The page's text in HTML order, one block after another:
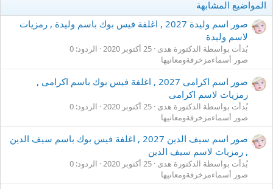
المواضيع المشابهة
صور اسم وليدة 2027 , اغلفة فيس بوك باسم وليدة , رمزيات
لاسم وليدة
بُدأت بواسطة الدكتورة هدى 25 أكتوبر 2020
الردود: 0
صور أسماءمزخرفةومعانيها
صور اسم اكرامى 2027 , اغلفة فيس بوك باسم اكرامى ,
رمزيات لاسم اكرامى
بُدأت بواسطة الدكتورة هدى 25 أكتوبر 2020
الردود: 0
صور أسماءمزخرفةومعانيها
صور اسم سيف الدين 2027 , اغلفة فيس بوك باسم سيف الدين
, رمزيات لاسم سيف الدين
بُدأت بواسطة الدكتورة هدى 25 أكتوبر 2020
الردود: 0
صور أسماءمزخرفةومعانيها